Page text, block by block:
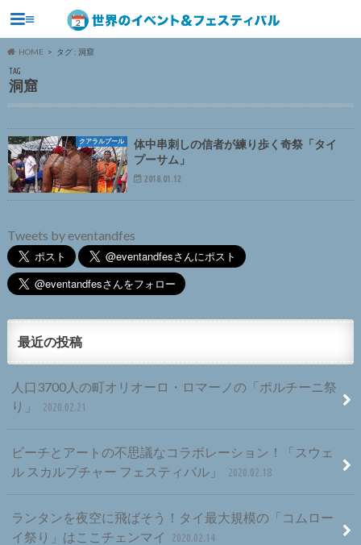
≡
HOME タグ : 洞窟
TAG
洞窟
クアラルプール
体中串刺しの信者が練り歩く奇祭「タイ
プーサム」
2018.01.12
Tweets by eventandfes
最近の投稿
人口3700人の町オリオーロ・ロマーノの「ポルチーニ祭
り」
2020.02.21
ビーチとアートの不思議なコラボレーション！「スウェ
ル スカルプチャー フェスティバル」
2020.02.18
ランタンを夜空に飛ばそう！タイ最大規模の「コムロー
イ祭り」はここチェンマイ
2020.02.14